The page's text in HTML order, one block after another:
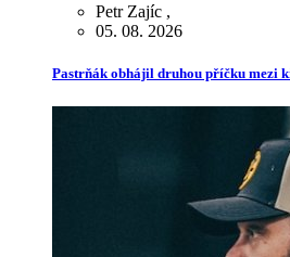
Petr Zajíc ,
05. 08. 2026
Pastrňák obhájil druhou příčku mezi